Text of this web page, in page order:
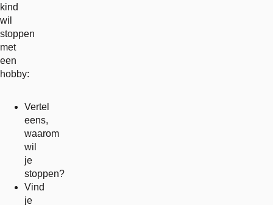
kind
wil
stoppen
met
een
hobby:
Vertel
eens,
waarom
wil
je
stoppen?
Vind
je